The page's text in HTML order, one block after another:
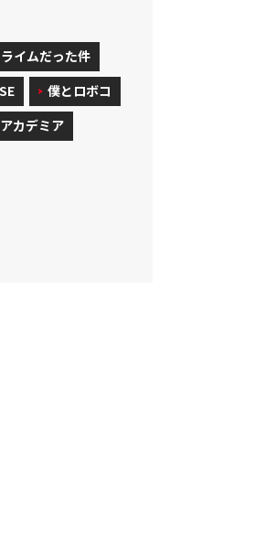
イムだった件
僕とロボコ
カデミア